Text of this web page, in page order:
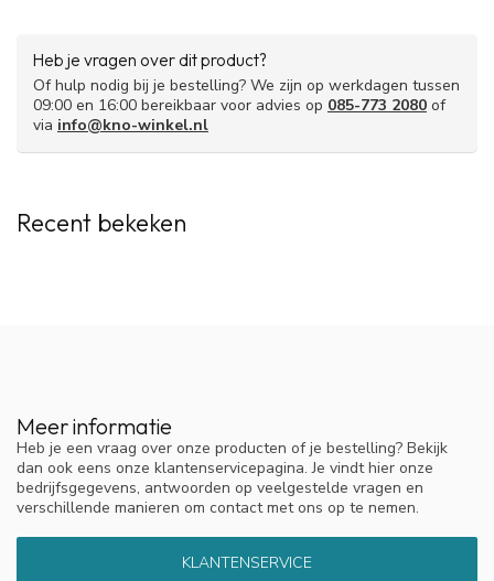
nasaal spoelzout. Dit is ontwikkeld in samenwerking met KNO-
artsen.
De NasuClear™ kan worden gebruikt door kinderen (onder
Heb je vragen over dit product?
Of hulp nodig bij je bestelling? We zijn op werkdagen tussen
09:00 en 16:00 bereikbaar voor advies op 085-773 2080 of
via info@kno-winkel.nl
Recent bekeken
Meer informatie
Heb je een vraag over onze producten of je bestelling? Bekijk
dan ook eens onze klantenservicepagina. Je vindt hier onze
bedrijfsgegevens, antwoorden op veelgestelde vragen en
verschillende manieren om contact met ons op te nemen.
KLANTENSERVICE